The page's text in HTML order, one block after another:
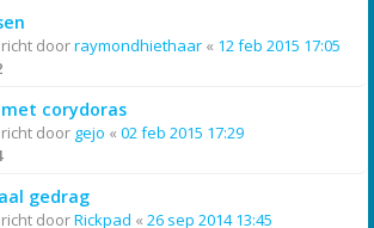
doorraymondhiethaar « 12 feb 2015 17:05
corydoras
door gejo « 02 feb 2015 17:29
gedrag
doorRickpad « 26 sep 2014 13:45